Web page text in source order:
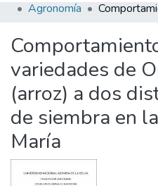
All of DSpace
DSpace Statistics
Agronomía
variedades de
(arroz) a dos
de siembra en
María